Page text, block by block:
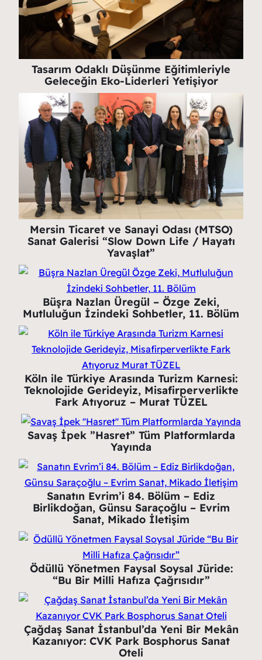
Tasarım Odaklı Düşünme Eğitimleriyle
Geleceğin Eko-Liderleri Yetişiyor
Mersin Ticaret ve Sanayi Odası (MTSO)
Sanat Galerisi “Slow Down Life / Hayatı
Yavaşlat”
Büşra Nazlan Üregül – Özge Zeki,
Mutluluğun İzindeki Sohbetler, 11. Bölüm
Köln ile Türkiye Arasında Turizm Karnesi:
Teknolojide Gerideyiz, Misafirperverlikte
Fark Atıyoruz – Murat TÜZEL
Savaş İpek ”Hasret” Tüm Platformlarda
Yayında
Sanatın Evrim’i 84. Bölüm – Ediz
Birlikdoğan, Günsu Saraçoğlu – Evrim
Sanat, Mikado İletişim
Ödüllü Yönetmen Faysal Soysal Jüride:
“Bu Bir Milli Hafıza Çağrısıdır”
Çağdaş Sanat İstanbul’da Yeni Bir Mekân
Kazanıyor: CVK Park Bosphorus Sanat
Oteli